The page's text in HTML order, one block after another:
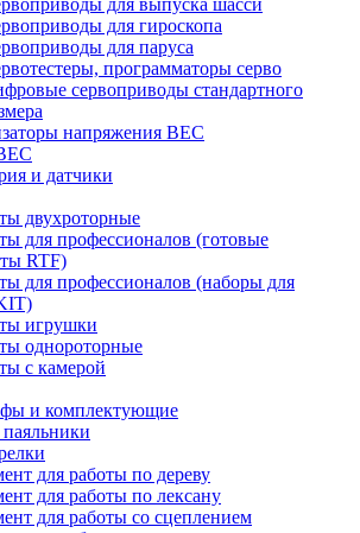
для выпуска шасси
для гироскопа
для паруса
программаторы серво
сервоприводы стандартного
напряжения BEC
и датчики
двухроторные
для профессионалов (готовые
RTF)
для профессионалов (наборы для
игрушки
однороторные
с камерой
и комплектующие
для работы по дереву
для работы по лексану
для работы со сцеплением